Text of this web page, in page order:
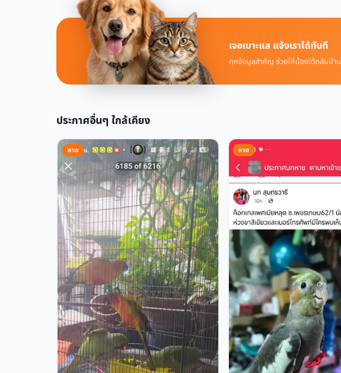
เจอเบาะแส แจ้งเราได้ทันที
ทุกข้อมูลสำคัญ ช่วยให้น้องได้กลับบ้าน
ประกาศอื่นๆ ใกล้เคียง
หาย หาย